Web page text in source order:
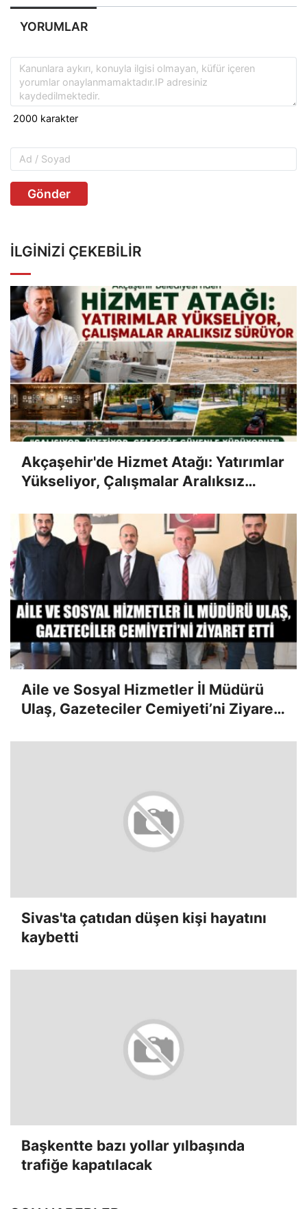
YORUMLAR
Gönder
İLGINIZI ÇEKEBILIR
Akçaşehir'de Hizmet Atağı: Yatırımlar
Yükseliyor, Çalışmalar Aralıksız
Aile ve Sosyal Hizmetler İl Müdürü
Ulaş, Gazeteciler Cemiyeti’ni Ziyaret
Sivas'ta çatıdan düşen kişi hayatını
kaybetti
Başkentte bazı yollar yılbaşında
trafiğe kapatılacak